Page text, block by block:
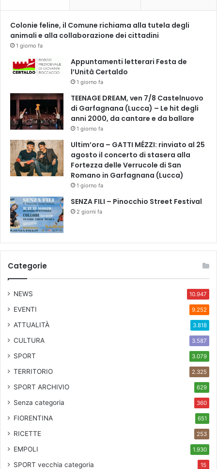
e
p
b
1
0
0
%
a
d
e
T
s
c
a
y
Colonie feline, il Comune richiama alla tutela degli
animali e alla collaborazione dei cittadini
1 giorno fa
Appuntamenti letterari Festa de
l’Unità Certaldo
1 giorno fa
TEENAGE DREAM, ven 7/8 Castelnuovo
di Garfagnana (Lucca) – Le hit degli
anni 2000, da cantare e da ballare
1 giorno fa
Ultim’ora – GATTI MÉZZI: rinviato al 25
agosto il concerto di stasera alla
Fortezza delle Verrucole di San
Romano in Garfagnana (Lucca)
1 giorno fa
SENZA FILI – Pinocchio Street Festival
2 giorni fa
Categorie
NEWS 10.947
EVENTI 9.252
ATTUALITÀ 3.818
CULTURA 3.587
SPORT 3.079
TERRITORIO 2.325
SPORT ARCHIVIO 629
Senza categoria 360
FIORENTINA 651
RICETTE 253
EMPOLI 1.930
SPORT vecchia categoria 15